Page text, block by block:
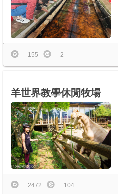
155 2
羊世界教學休閒牧場
2472 104